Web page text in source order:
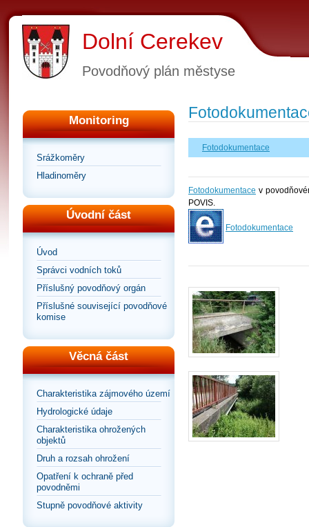
Dolní Cerekev
Povodňový plán městyse
Monitoring
Srážkoměry
Hladinoměry
Úvodní část
Úvod
Správci vodních toků
Příslušný povodňový orgán
Příslušné související povodňové
komise
Věcná část
Charakteristika zájmového území
Hydrologické údaje
Charakteristika ohrožených
objektů
Druh a rozsah ohrožení
Opatření k ochraně před
povodněmi
Stupně povodňové aktivity
Fotodokumentace
Fotodokumentace v
POVIS.
Fotodokumentace